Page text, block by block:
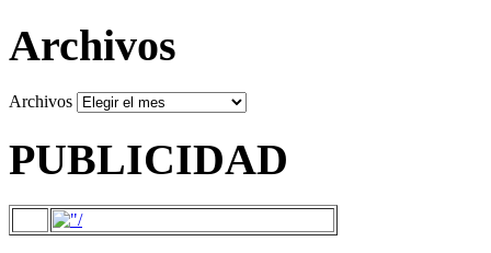
Archivos
Archivos
PUBLICIDAD